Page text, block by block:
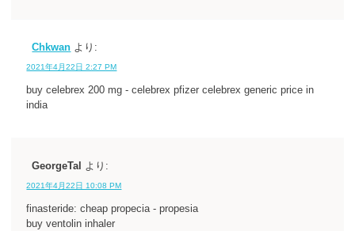
Chkwan より:
2021年4月22日 2:27 PM
buy celebrex 200 mg - celebrex pfizer celebrex generic price in
india
GeorgeTal より:
2021年4月22日 10:08 PM
finasteride: cheap propecia - propesia
buy ventolin inhaler